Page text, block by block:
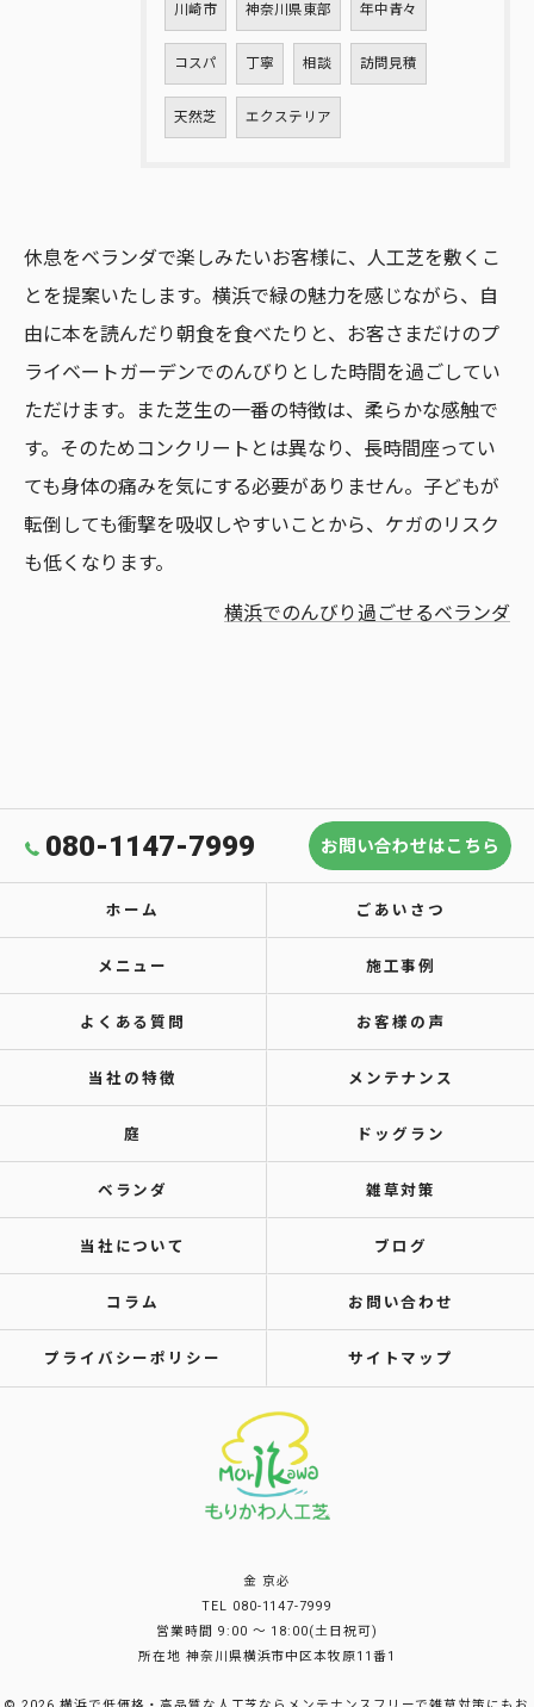
川崎市 神奈川県東部 年中青々
コスパ 丁寧 相談 訪問見積
天然芝 エクステリア
休息をベランダで楽しみたいお客様に、人工芝を敷くこ
とを提案いたします。横浜で緑の魅力を感じながら、自
由に本を読んだり朝食を食べたりと、お客さまだけのプ
ライベートガーデンでのんびりとした時間を過ごしてい
ただけます。また芝生の一番の特徴は、柔らかな感触で
す。そのためコンクリートとは異なり、長時間座ってい
ても身体の痛みを気にする必要がありません。子どもが
転倒しても衝撃を吸収しやすいことから、ケガのリスク
も低くなります。
横浜でのんびり過ごせるベランダ
080-1147-7999 お問い合わせはこちら
ホーム ごあいさつ
メニュー 施工事例
よくある質問 お客様の声
当社の特徴 メンテナンス
庭 ドッグラン
ベランダ 雑草対策
当社について ブログ
コラム お問い合わせ
プライバシーポリシー サイトマップ
金 京必
TEL 080-1147-7999
営業時間 9:00 〜 18:00(土日祝可)
所在地 神奈川県横浜市中区本牧原11番1